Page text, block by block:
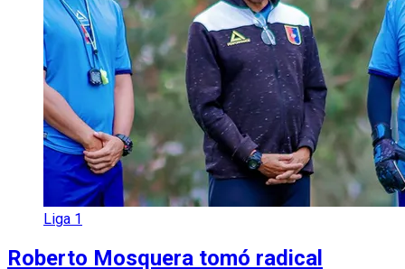
Liga 1
Roberto Mosquera tomó radical